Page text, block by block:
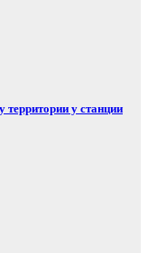
территории у станции